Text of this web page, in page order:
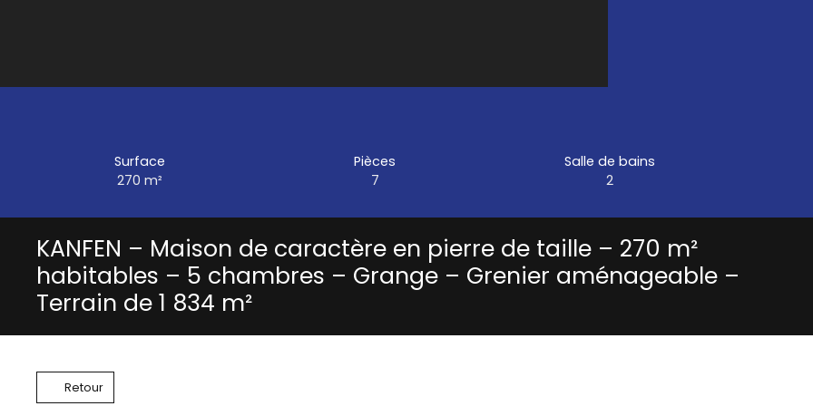
Surface
270 m²
Pièces
7
Salle de bains
2
KANFEN – Maison de caractère en pierre de taille – 270 m²
habitables – 5 chambres – Grange – Grenier aménageable –
Terrain de 1 834 m²
Retour